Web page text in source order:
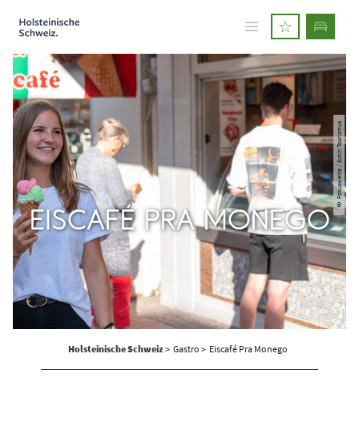
© Fokusweite / Eutin Tourismus
EISCAFÉ PRA MONEGO
Holsteinische Schweiz> Gastro > Eiscafé Pra Monego